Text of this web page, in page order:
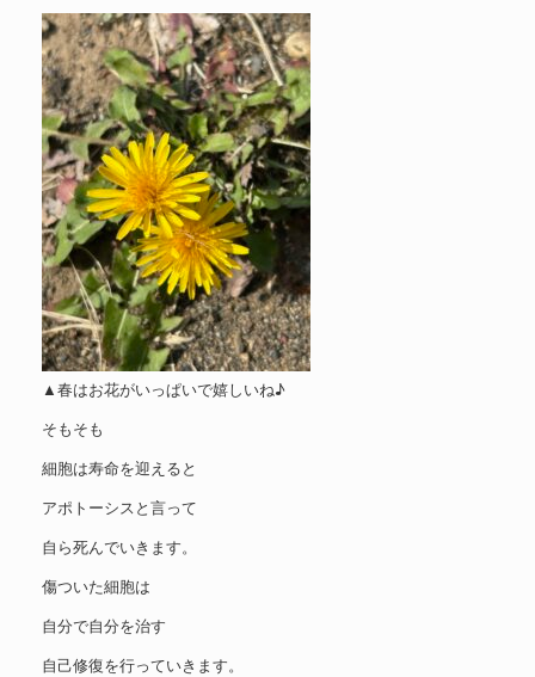
▲春はお花がいっぱいで嬉しいね♪
そもそも
細胞は寿命を迎えると
アポトーシスと言って
自ら死んでいきます。
傷ついた細胞は
自分で自分を治す
自己修復を行っていきます。